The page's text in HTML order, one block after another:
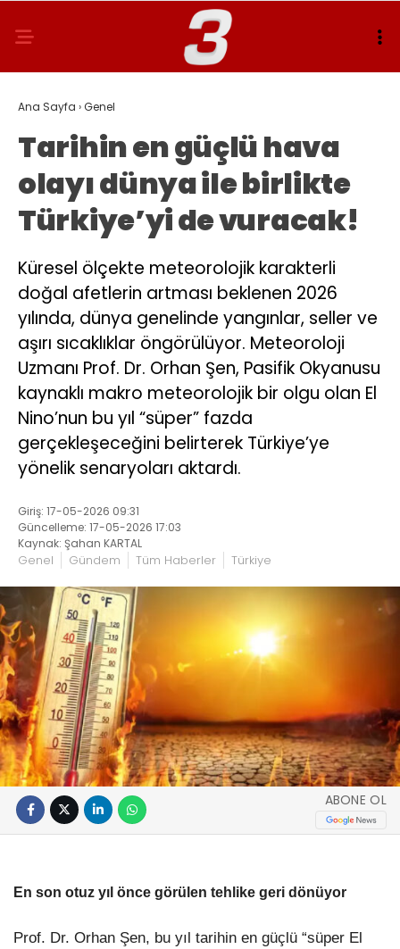
Ana Sayfa ›Genel
Tarihin en güçlü hava
olayı dünya ile birlikte
Türkiye’yi de vuracak!
Küresel ölçekte meteorolojik karakterli
doğal afetlerin artması beklenen 2026
yılında, dünya genelinde yangınlar, seller ve
aşırı sıcaklıklar öngörülüyor. Meteoroloji
Uzmanı Prof. Dr. Orhan Şen, Pasifik Okyanusu
kaynaklı makro meteorolojik bir olgu olan El
Nino’nun bu yıl “süper” fazda
gerçekleşeceğini belirterek Türkiye’ye
yönelik senaryoları aktardı.
Giriş: 17-05-2026 09:31
Güncelleme: 17-05-2026 17:03
Kaynak: Şahan KARTAL
Genel Gündem Tüm Haberler Türkiye
ABONE OL
En son otuz yıl önce görülen tehlike geri dönüyor
Prof. Dr. Orhan Şen, bu yıl tarihin en güçlü “süper El